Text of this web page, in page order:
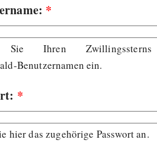
*
Sie Ihren Zwillingssterns
Benutzernamen ein.
*
hier das zugehörige Passwort an.
Beliebte Inhalte
Heute:
gefährliche Drogen
Songs